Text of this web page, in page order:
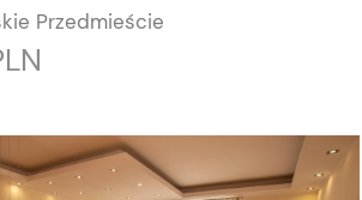
Przedmieście